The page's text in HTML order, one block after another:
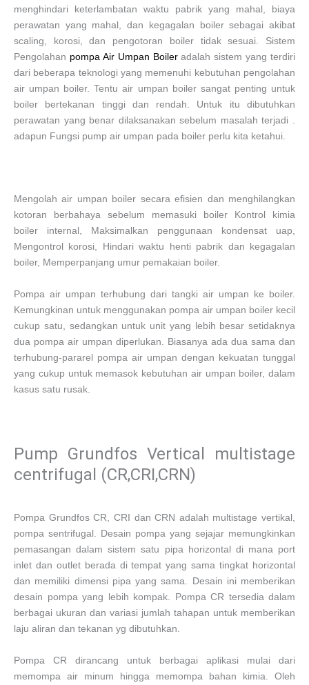
menghindari keterlambatan waktu pabrik yang mahal, biaya
perawatan yang mahal, dan kegagalan boiler sebagai akibat
scaling, korosi, dan pengotoran boiler tidak sesuai. Sistem
Pengolahan pompa Air Umpan Boileradalah sistem yang terdiri
dari beberapa teknologi yang memenuhi kebutuhan pengolahan
air umpan boiler. Tentu air umpan boiler sangat penting untuk
boiler bertekanan tinggi dan rendah. Untuk itu dibutuhkan
perawatan yang benar dilaksanakan sebelum masalah terjadi .
adapun Fungsi pump air umpan pada boiler perlu kita ketahui.
Mengolah air umpan boiler secara efisien dan menghilangkan
kotoran berbahaya sebelum memasuki boiler Kontrol kimia
boiler internal, Maksimalkan penggunaan kondensat uap,
Mengontrol korosi, Hindari waktu henti pabrik dan kegagalan
boiler, Memperpanjang umur pemakaian boiler.
Pompa air umpan terhubung dari tangki air umpan ke boiler.
Kemungkinan untuk menggunakan pompa air umpan boiler kecil
cukup satu, sedangkan untuk unit yang lebih besar setidaknya
dua pompa air umpan diperlukan. Biasanya ada dua sama dan
terhubung-pararel pompa air umpan dengan kekuatan tunggal
yang cukup untuk memasok kebutuhan air umpan boiler, dalam
kasus satu rusak.
Pump Grundfos Vertical multistage
centrifugal (CR,CRI,CRN)
Pompa Grundfos CR, CRI dan CRN adalah multistage vertikal,
pompa sentrifugal. Desain pompa yang sejajar memungkinkan
pemasangan dalam sistem satu pipa horizontal di mana port
inlet dan outlet berada di tempat yang sama tingkat horizontal
dan memiliki dimensi pipa yang sama. Desain ini memberikan
desain pompa yang lebih kompak. Pompa CR tersedia dalam
berbagai ukuran dan variasi jumlah tahapan untuk memberikan
laju aliran dan tekanan yg dibutuhkan.
Pompa CR dirancang untuk berbagai aplikasi mulai dari
memompa air minum hingga memompa bahan kimia. Oleh